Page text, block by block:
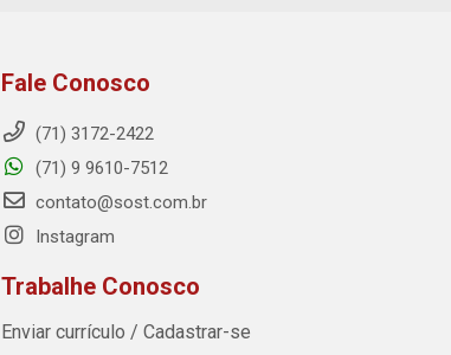
Fale Conosco
(71) 3172-2422
(71) 9 9610-7512
contato@sost.com.br
Instagram
Trabalhe Conosco
Enviar currículo / Cadastrar-se